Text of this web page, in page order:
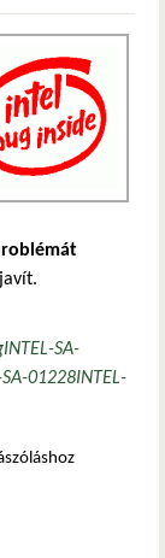
INTEL-SA-
01228INTEL-
probléma